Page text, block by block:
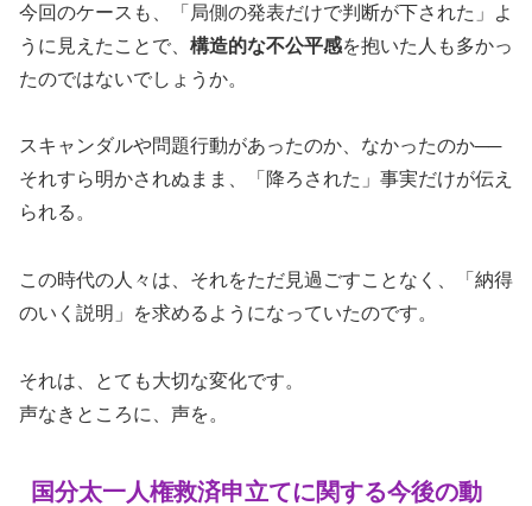
今回のケースも、「局側の発表だけで判断が下された」よ
うに見えたことで、 構造的な不公平感を抱いた人も多かっ
たのではないでしょうか。
スキャンダルや問題行動があったのか、なかったのか──
それすら明かされぬまま、「降ろされた」事実だけが伝え
られる。
この時代の人々は、それをただ見過ごすことなく、「納得
のいく説明」を求めるようになっていたのです。
それは、とても大切な変化です。
声なきところに、声を。
国分太一人権救済申立てに関する今後の動